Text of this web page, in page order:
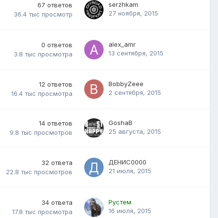
67 ответов
36.4 тыс просмотр
serzhkam
27 ноября, 2015
0 ответов
3.8 тыс просмотра
alex_amr
13 сентября, 2015
12 ответов
16.4 тыс просмотра
BobbyZeee
2 сентября, 2015
14 ответов
9.8 тыс просмотров
GoshaB
25 августа, 2015
32 ответа
22.8 тыс просмотров
ДЕНИС0000
21 июля, 2015
34 ответа
17.8 тыс просмотра
Рустем
16 июля, 2015